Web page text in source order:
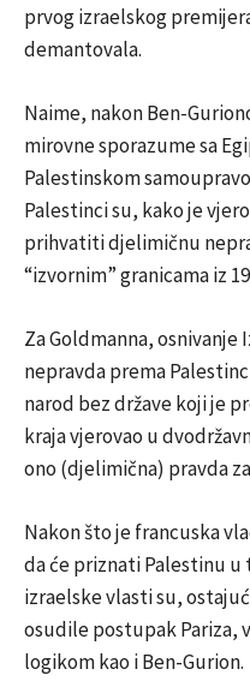
prvog izraelskog
demantovala.
Naime, nakon Ben-
mirovne sporazume sa
Palestinskom
Palestinci su, kako je
prihvatiti djelimičnu
“izvornim” granicama iz
Za Goldmanna,
nepravda prema
narod bez države koji je
kraja vjerovao u
ono (djelimična) pravda
Nakon što je francuska
da će priznati Palestinu u
izraelske vlasti su,
osudile postupak Pariza,
logikom kao i Ben-Gurion.